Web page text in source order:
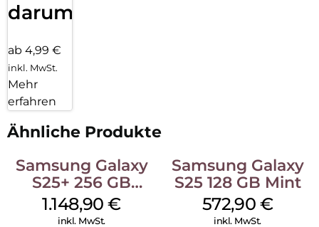
darum!
ab 4,99 €
inkl. MwSt.
Mehr
erfahren
Ähnliche Produkte
Samsung Galaxy
S25+ 256 GB
Icyblue
1.148,90€
inkl. MwSt.
Samsung Galaxy
S25 128 GB Mint
572,90 €
inkl. MwSt.